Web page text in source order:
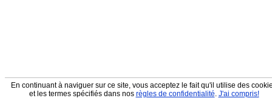
En continuant à naviguer sur ce site, vous acceptez le fait qu'il utilise des
et les termes spécifiés dans nos règles de confidentialité. J'ai compris!